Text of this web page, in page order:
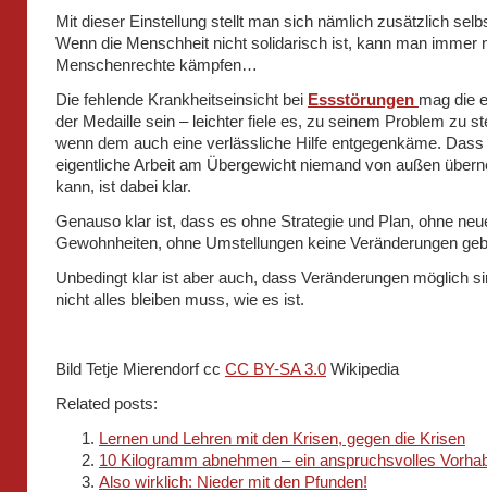
Mit dieser Einstellung stellt man sich nämlich zusätzlich
Wenn die Menschheit nicht solidarisch ist, kann man immer
Menschenrechte kämpfen…
Die fehlende Krankheitseinsicht bei Essstörungen mag die
der Medaille sein – leichter fiele es, zu seinem Problem zu
wenn dem auch eine verlässliche Hilfe entgegenkäme. Dass
eigentliche Arbeit am Übergewicht niemand von außen
kann, ist dabei klar.
Genauso klar ist, dass es ohne Strategie und Plan, ohne
Gewohnheiten, ohne Umstellungen keine Veränderungen
Unbedingt klar ist aber auch, dass Veränderungen möglich
nicht alles bleiben muss, wie es ist.
Bild Tetje Mierendorf cc CC BY-SA 3.0 Wikipedia
Related posts:
Lernen und Lehren mit den Krisen, gegen die Krisen
10 Kilogramm abnehmen – ein anspruchsvolles
Also wirklich: Nieder mit den Pfunden!